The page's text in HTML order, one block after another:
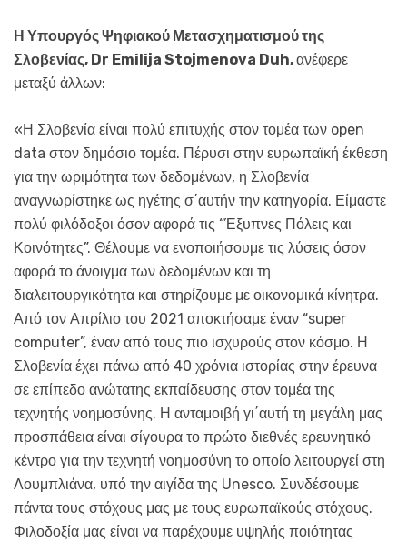
Η Υπουργός Ψηφιακού Μετασχηματισμού της
Σλοβενίας, Dr Emilija Stojmenova Duh,ανέφερε
μεταξύ άλλων:
«Η Σλοβενία είναι πολύ επιτυχής στον τομέα των open
data στον δημόσιο τομέα. Πέρυσι στην ευρωπαϊκή έκθεση
για την ωριμότητα των δεδομένων, η Σλοβενία
αναγνωρίστηκε ως ηγέτης σ΄αυτήν την κατηγορία. Είμαστε
πολύ φιλόδοξοι όσον αφορά τις “Έξυπνες Πόλεις και
Κοινότητες”. Θέλουμε να ενοποιήσουμε τις λύσεις όσον
αφορά το άνοιγμα των δεδομένων και τη
διαλειτουργικότητα και στηρίζουμε με οικονομικά κίνητρα.
Από τον Απρίλιο του 2021 αποκτήσαμε έναν “super
computer”, έναν από τους πιο ισχυρούς στον κόσμο. Η
Σλοβενία έχει πάνω από 40 χρόνια ιστορίας στην έρευνα
σε επίπεδο ανώτατης εκπαίδευσης στον τομέα της
τεχνητής νοημοσύνης. Η ανταμοιβή γι΄αυτή τη μεγάλη μας
προσπάθεια είναι σίγουρα το πρώτο διεθνές ερευνητικό
κέντρο για την τεχνητή νοημοσύνη το οποίο λειτουργεί στη
Λουμπλιάνα, υπό την αιγίδα της Unesco. Συνδέσουμε
πάντα τους στόχους μας με τους ευρωπαϊκούς στόχους.
Φιλοδοξία μας είναι να παρέχουμε υψηλής ποιότητας